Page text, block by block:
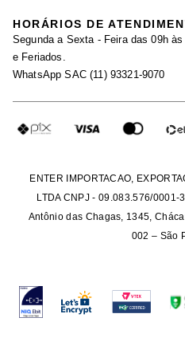
Igualdade Salarial
Requisição de Dados
Minha Conta
Trocas
Fretes e Tarifas
Maternidade
Seja um Afiliado
HORÁRIOS DE
Segunda a Sexta - Feira das 09h
e Feriados.
WhatsApp SAC (11) 93321-9070
ENTER IMPORTACAO,
LTDA CNPJ - 09.083.576/
Antônio das Chagas, 1345,
002 – São